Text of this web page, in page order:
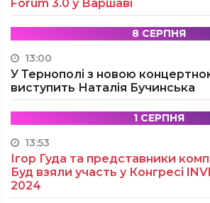
Forum 3.0 у Варшаві
8 СЕРПНЯ
13:00
У Тернополі з новою
виступить Наталія Бучинська
1 СЕРПНЯ
13:53
Ігор Гуда та представники
Буд взяли участь у Конгресі
2024